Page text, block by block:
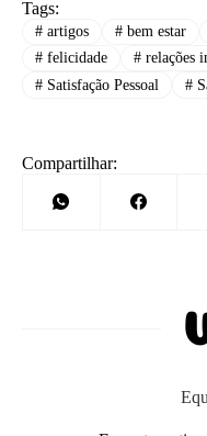
Tags:
#artigos #bem estar
#felicidade #relações
#Satisfação Pessoal #
Compartilhar: